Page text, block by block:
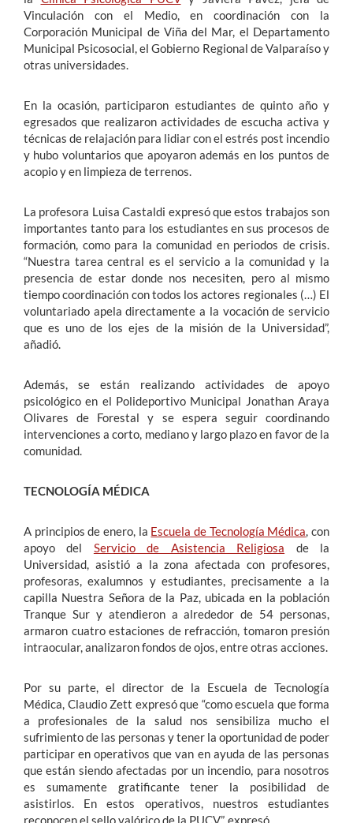
Vinculación con el Medio, en coordinación con la
Corporación Municipal de Viña del Mar, el Departamento
Municipal Psicosocial, el Gobierno Regional de Valparaíso y
otras universidades.
En la ocasión, participaron estudiantes de quinto año y
egresados que realizaron actividades de escucha activa y
técnicas de relajación para lidiar con el estrés post incendio
y hubo voluntarios que apoyaron además en los puntos de
acopio y en limpieza de terrenos.
La profesora Luisa Castaldi expresó que estos trabajos son
importantes tanto para los estudiantes en sus procesos de
formación, como para la comunidad en periodos de crisis.
“Nuestra tarea central es el servicio a la comunidad y la
presencia de estar donde nos necesiten, pero al mismo
tiempo coordinación con todos los actores regionales (…) El
voluntariado apela directamente a la vocación de servicio
que es uno de los ejes de la misión de la Universidad”,
añadió.
Además, se están realizando actividades de apoyo
psicológico en el Polideportivo Municipal Jonathan Araya
Olivares de Forestal y se espera seguir coordinando
intervenciones a corto, mediano y largo plazo en favor de la
comunidad.
TECNOLOGÍA MÉDICA
A principios de enero, la Escuela de Tecnología Médica , con
apoyo del Servicio de Asistencia Religiosa de la
Universidad, asistió a la zona afectada con profesores,
profesoras, exalumnos y estudiantes, precisamente a la
capilla Nuestra Señora de la Paz, ubicada en la población
Tranque Sur y atendieron a alrededor de 54 personas,
armaron cuatro estaciones de refracción, tomaron presión
intraocular, analizaron fondos de ojos, entre otras acciones.
Por su parte, el director de la Escuela de Tecnología
Médica, Claudio Zett expresó que “como escuela que forma
a profesionales de la salud nos sensibiliza mucho el
sufrimiento de las personas y tener la oportunidad de poder
participar en operativos que van en ayuda de las personas
que están siendo afectadas por un incendio, para nosotros
es sumamente gratificante tener la posibilidad de
asistirlos. En estos operativos, nuestros estudiantes
reconocen el sello valórico de la PUCV”, expresó.